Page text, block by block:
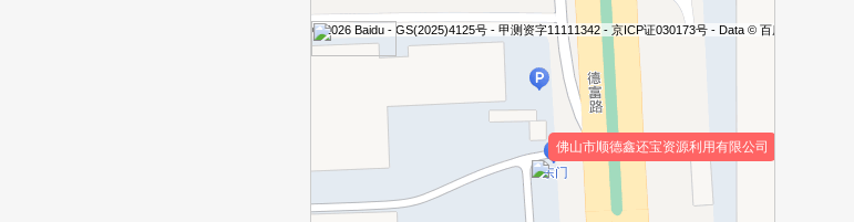
佛山市顺德鑫还宝资源利用有限公司
© 2026 Baidu - GS(2025)4125号 - 甲测资字11111342 - 京ICP证030173号 - Data © 百度智图